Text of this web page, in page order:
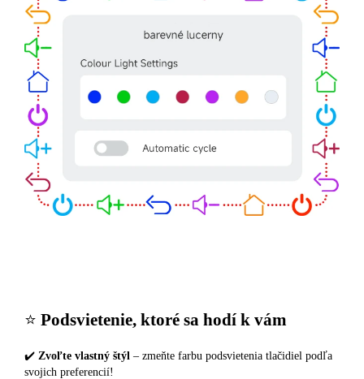
⭐️ Podsvietenie, ktoré sa hodí k vám
✔️ Zvoľte vlastný štýl – zmeňte farbu podsvietenia tlačidiel podľa
svojich preferencií!